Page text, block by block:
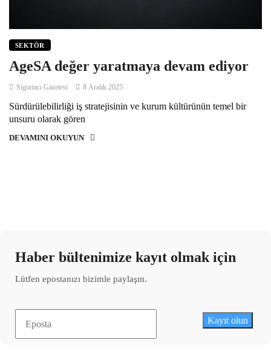
SEKTÖR
AgeSA değer yaratmaya devam ediyor
Sigortacı Gazetesi 8 Aralık 2025
Sürdürülebilirliği iş stratejisinin ve kurum kültürünün temel bir
unsuru olarak gören
DEVAMINI OKUYUN
Haber bültenimize kayıt olmak için
Lütfen epostanızı bizimle paylaşın.
Kayıt olun